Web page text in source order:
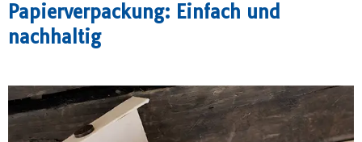
Papierverpackung: Einfach und
nachhaltig